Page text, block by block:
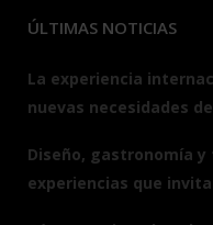
ÚLTIMAS NOTICIAS
La experiencia
nuevas necesidades
Diseño, gastronomía
experiencias que